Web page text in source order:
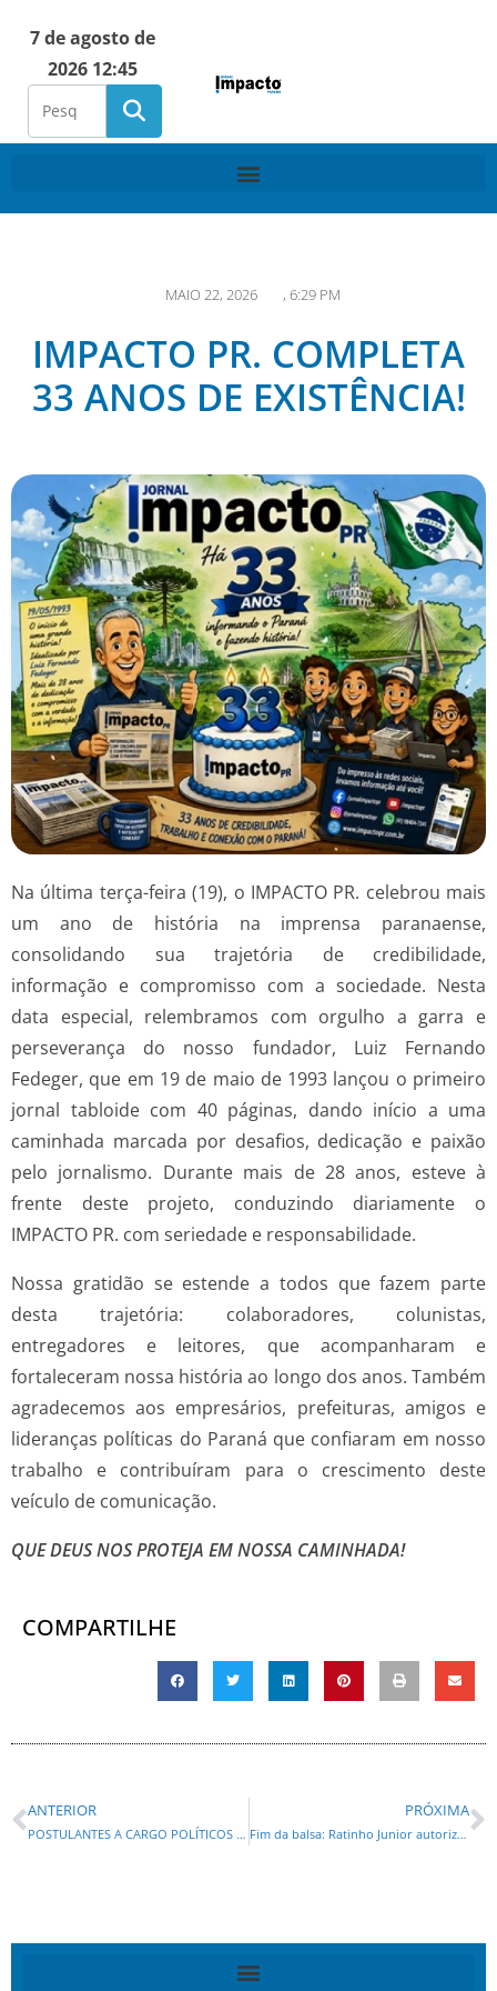
7 de agosto de
2026 12:45
MAIO 22, 2026 , 6:29 PM
IMPACTO PR. COMPLETA
33 ANOS DE EXISTÊNCIA!
Na última terça-feira (19), o IMPACTO PR. celebrou mais
um ano de história na imprensa paranaense,
consolidando sua trajetória de credibilidade,
informação e compromisso com a sociedade. Nesta
data especial, relembramos com orgulho a garra e
perseverança do nosso fundador, Luiz Fernando
Fedeger, que em 19 de maio de 1993 lançou o primeiro
jornal tabloide com 40 páginas, dando início a uma
caminhada marcada por desafios, dedicação e paixão
pelo jornalismo. Durante mais de 28 anos, esteve à
frente deste projeto, conduzindo diariamente o
IMPACTO PR. com seriedade e responsabilidade.
Nossa gratidão se estende a todos que fazem parte
desta trajetória: colaboradores, colunistas,
entregadores e leitores, que acompanharam e
fortaleceram nossa história ao longo dos anos. Também
agradecemos aos empresários, prefeituras, amigos e
lideranças políticas do Paraná que confiaram em nosso
trabalho e contribuíram para o crescimento deste
veículo de comunicação.
QUE DEUS NOS PROTEJA EM NOSSA CAMINHADA!
COMPARTILHE
ANTERIOR
POSTULANTES A CARGO POLÍTICOS COM MEDO DOS EVENTOS DE RICARDO GOMYDE (DC)
PRÓXIMA
Fim da balsa: Ratinho Junior autoriza construção de ponte entre Godoy Moreira e Barbosa Ferraz